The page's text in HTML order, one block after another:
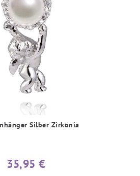
Silber Zirkonia
35,95 €